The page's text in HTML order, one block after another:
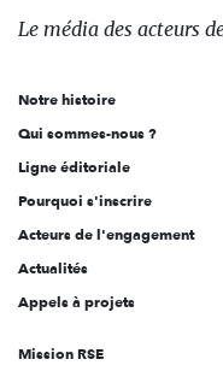
des
l'engagement
Le média des acteurs
Notre histoire
Qui sommes-nous ?
Ligne éditoriale
Pourquoi s'inscrire
Acteurs de l'engagement
Actualités
Appels à projets
Mission RSE